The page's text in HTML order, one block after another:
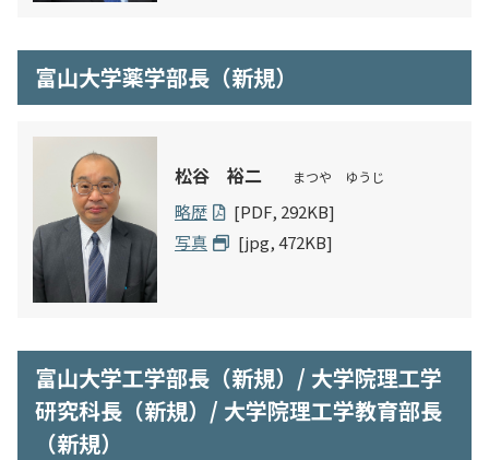
富山大学薬学部長（新規）
松谷 裕二 まつや ゆうじ
略歴
[PDF, 292KB]
写真
[jpg, 472KB]
富山大学工学部長（新規）/ 大学院理工学
研究科長（新規）/ 大学院理工学教育部長
（新規）